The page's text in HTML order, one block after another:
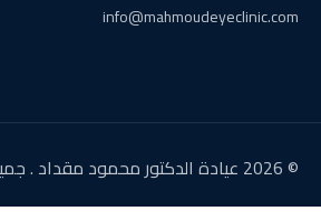
info@mahmoudeyeclinic.com
© 2026 عيادة الدكتور محمود مقداد . جميع الحقوق محفوظة.